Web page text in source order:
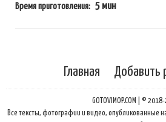
Время приготовления: 5 мин
Главная Добавить
GOTOVIMOP.COM | ©
Все тексты, фотографии и видео, опубликованные